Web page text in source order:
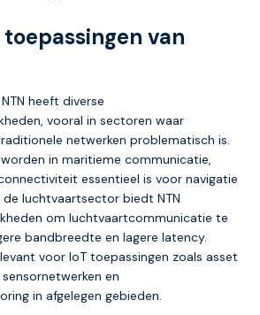
van
heeft diverse
vooral in sectoren waar
netwerken problematisch is.
worden in maritieme communicatie,
essentieel is voor navigatie
de luchtvaartsector biedt NTN
om luchtvaartcommunicatie te
bandbreedte en lagere latency.
voor IoT toepassingen zoals asset
en
in afgelegen gebieden.